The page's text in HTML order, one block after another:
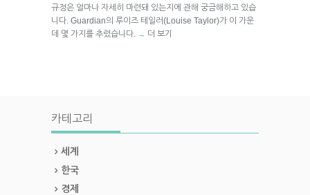
규정은 얼마나 자세히 마련돼 있는지에 관해 궁금해하고 있습
니다. Guardian의 루이즈 테일러(Louise Taylor)가 이 가운
데 몇 가지를 추렸습니다.
→ 더 보기
카테고리
세계
한국
경제